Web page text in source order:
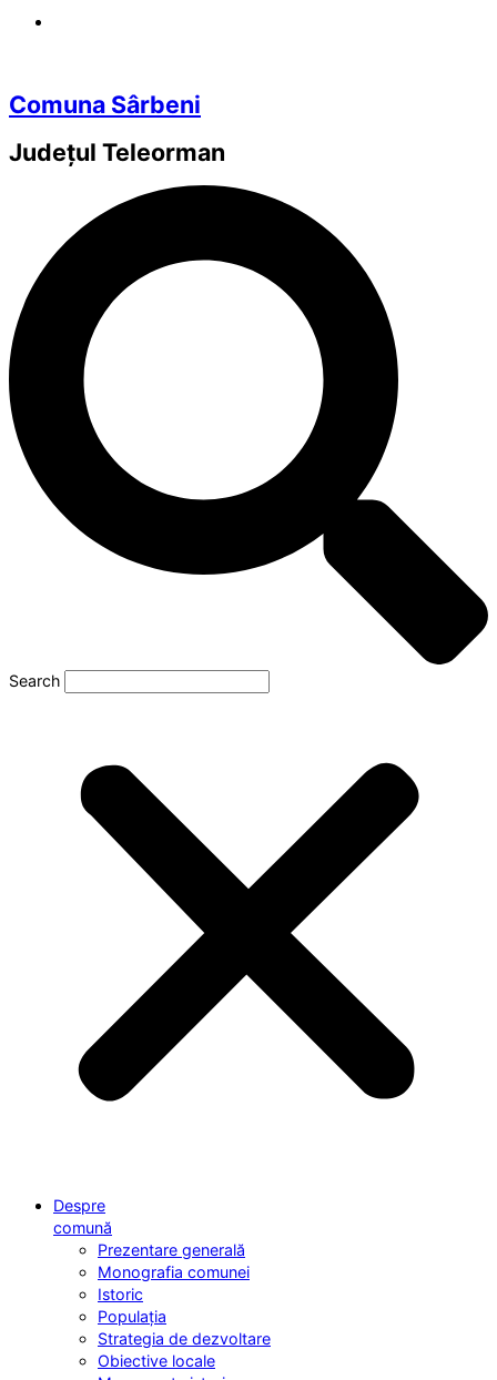
Comuna Sârbeni
Județul Teleorman
Search
Despre
comună
Prezentare generală
Monografia comunei
Istoric
Populația
Strategia de dezvoltare
Obiective locale